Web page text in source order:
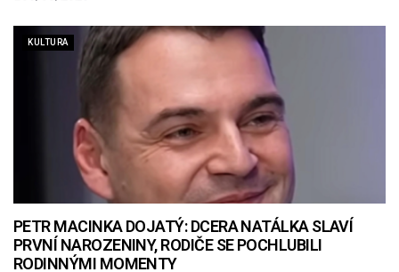
KULTURA
PETR MACINKA DOJATÝ: DCERA NATÁLKA SLAVÍ
PRVNÍ NAROZENINY, RODIČE SE POCHLUBILI
RODINNÝMI MOMENTY